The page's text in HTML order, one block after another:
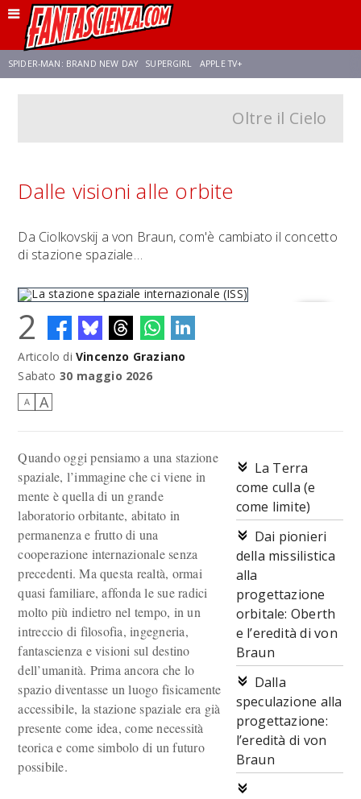
SPIDER-MAN: BRAND NEW DAY SUPERGIRL APPLE TV+
AVENGERS: DOOMSDAY
Oltre il Cielo
Dalle visioni alle orbite
Da Ciolkovskij a von Braun, com'è cambiato il concetto
di stazione spaziale…
La stazione spaziale internazionale (ISS)
2
Articolo di Vincenzo Graziano
Sabato 30 maggio 2026
A A
La Terra
come culla (e
come limite)
Dai pionieri
della missilistica
alla
progettazione
orbitale: Oberth
e l’eredità di von
Braun
Dalla
speculazione alla
progettazione:
l’eredità di von
Braun
Quando oggi pensiamo a una stazione
spaziale, l’immagine che ci viene in
mente è quella di un grande
laboratorio orbitante, abitato in
permanenza e frutto di una
cooperazione internazionale senza
precedenti. Ma questa realtà, ormai
quasi familiare, affonda le sue radici
molto più indietro nel tempo, in un
intreccio di filosofia, ingegneria,
fantascienza e visioni sul destino
dell’umanità. Prima ancora che lo
spazio diventasse un luogo fisicamente
accessibile, la stazione spaziale era già
presente come idea, come necessità
teorica e come simbolo di un futuro
possibile.